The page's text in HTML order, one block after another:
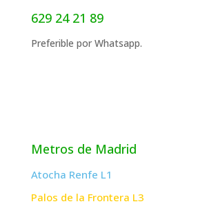
629 24 21 89
Preferible por Whatsapp.
Metros de Madrid
Atocha Renfe L1
Palos de la Frontera L3